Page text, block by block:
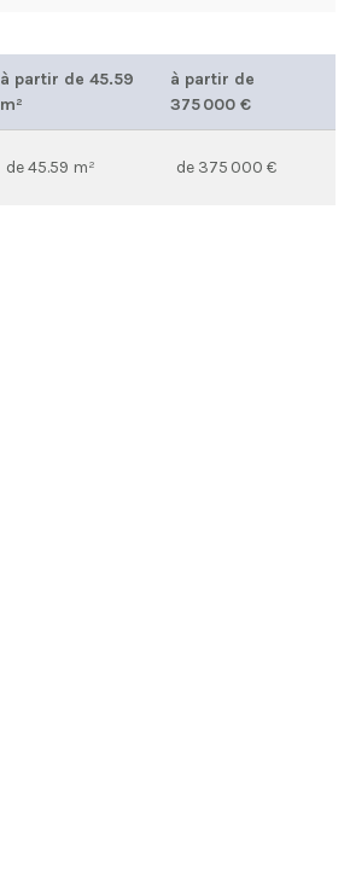
à partir de 45.59
m²
à partir de
375 000 €
de 45.59 m² de 375 000 €